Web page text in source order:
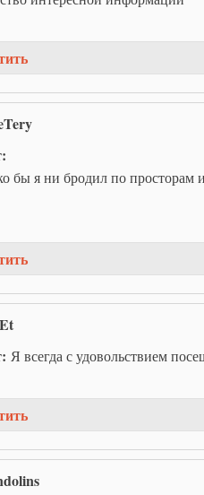
бы я ни бродил по просторам
Я всегда с удовольствием